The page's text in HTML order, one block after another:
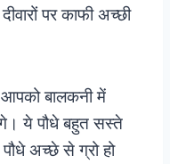
पर काफी अच्छी
आपको बालकनी में
ये पौधे बहुत सस्ते
अच्छे से ग्रो हो